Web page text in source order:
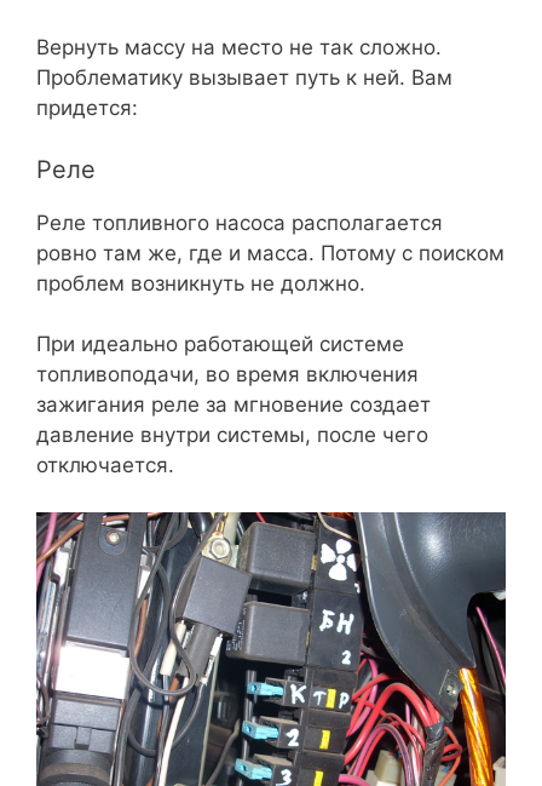
Вернуть массу на место не так сложно.
Проблематику вызывает путь к ней. Вам
придется:
Реле
Реле топливного насоса располагается
ровно там же, где и масса. Потому с поиском
проблем возникнуть не должно.
При идеально работающей системе
топливоподачи, во время включения
зажигания реле за мгновение создает
давление внутри системы, после чего
отключается.